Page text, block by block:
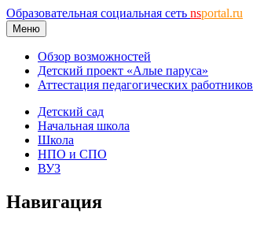
Образовательная социальная сеть nsportal.ru
Меню
Обзор возможностей
Детский проект «Алые паруса»
Аттестация педагогических работников
Детский сад
Начальная школа
Школа
НПО и СПО
ВУЗ
Навигация